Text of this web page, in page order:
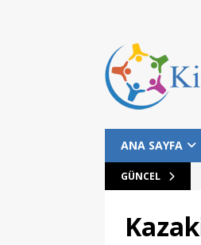
ANA SAYFA
GÜNCEL